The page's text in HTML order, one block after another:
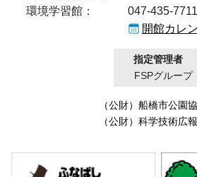
環境学習館：
047-435-7711
開館カレ
指定管理者
FSPグループ
（公財）船橋市公園
（公財）科学技術広